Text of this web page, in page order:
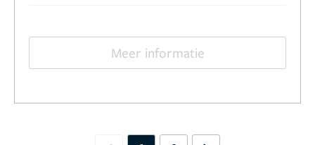
Meer informatie